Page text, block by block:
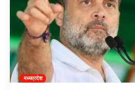
मध्यप्रदेश